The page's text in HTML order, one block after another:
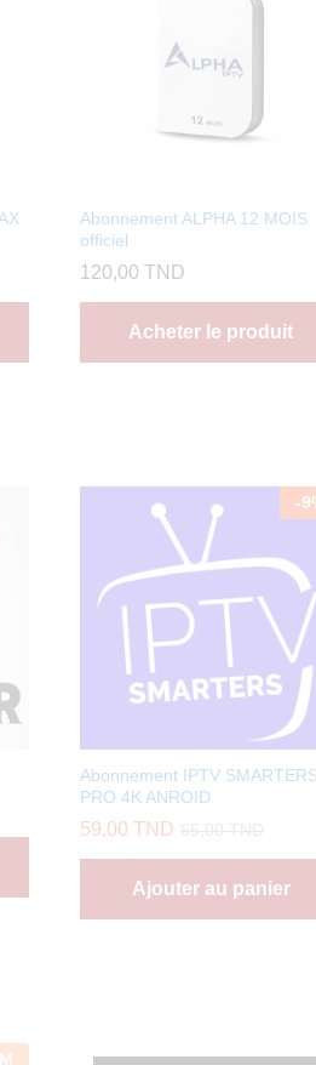
Abonnement ALPHA 12 MOIS
officiel
120,00 TND
Acheter le produit
-9
Abonnement IPTV
PRO 4K ANROID
59,00 TND
Ajouter au panier